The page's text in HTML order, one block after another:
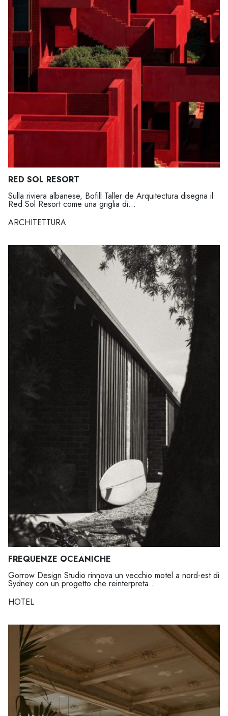
RED SOL RESORT
Sulla riviera albanese, Bofill Taller de Arquitectura disegna il
Red Sol Resort come una griglia di...
ARCHITETTURA
FREQUENZE OCEANICHE
Gorrow Design Studio rinnova un vecchio motel a nord-est di
Sydney con un progetto che reinterpreta...
HOTEL